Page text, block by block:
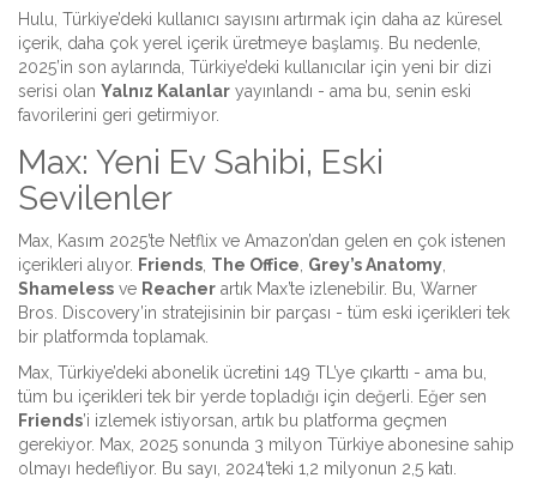
Hulu, Türkiye’deki kullanıcı sayısını artırmak için daha az küresel
içerik, daha çok yerel içerik üretmeye başlamış. Bu nedenle,
2025’in son aylarında, Türkiye’deki kullanıcılar için yeni bir dizi
serisi olan Yalnız Kalanlar yayınlandı - ama bu, senin eski
favorilerini geri getirmiyor.
Max: Yeni Ev Sahibi, Eski
Sevilenler
Max, Kasım 2025’te Netflix ve Amazon’dan gelen en çok istenen
içerikleri alıyor. Friends, The Office, Grey’s Anatomy,
Shameless ve Reacher artık Max’te izlenebilir. Bu, Warner
Bros. Discovery’in stratejisinin bir parçası - tüm eski içerikleri tek
bir platformda toplamak.
Max, Türkiye’deki abonelik ücretini 149 TL’ye çıkarttı - ama bu,
tüm bu içerikleri tek bir yerde topladığı için değerli. Eğer sen
Friends’i izlemek istiyorsan, artık bu platforma geçmen
gerekiyor. Max, 2025 sonunda 3 milyon Türkiye abonesine sahip
olmayı hedefliyor. Bu sayı, 2024’teki 1,2 milyonun 2,5 katı.